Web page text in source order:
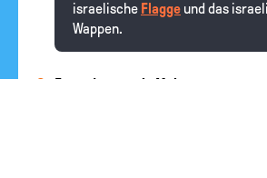
israelische Flagge und das
Wappen.
Freund von moin Meister